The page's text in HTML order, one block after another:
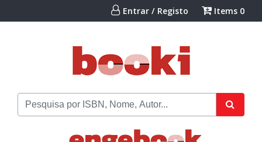
Entrar / Registo Items 0